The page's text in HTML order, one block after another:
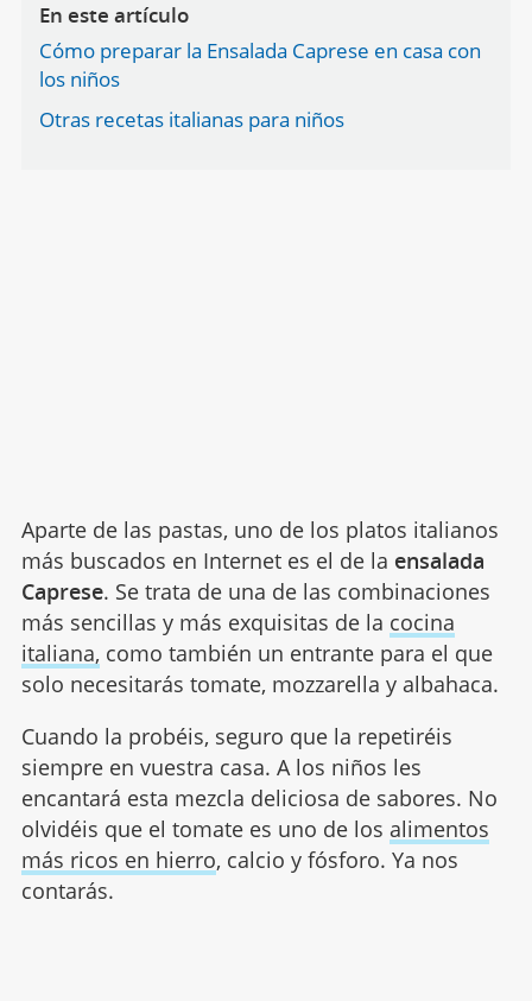
En este artículo
Cómo preparar la Ensalada Caprese en casa con
los niños
Otras recetas italianas para niños
Aparte de las pastas, uno de los platos italianos
más buscados en Internet es el de la ensalada
Caprese. Se trata de una de las combinaciones
más sencillas y más exquisitas de la cocina
italiana, como también un entrante para el que
solo necesitarás tomate, mozzarella y albahaca.
Cuando la probéis, seguro que la repetiréis
siempre en vuestra casa. A los niños les
encantará esta mezcla deliciosa de sabores. No
olvidéis que el tomate es uno de los alimentos
más ricos en hierro, calcio y fósforo. Ya nos
contarás.